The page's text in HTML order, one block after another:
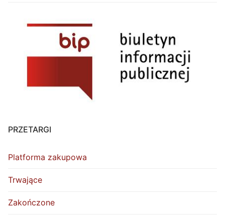
PRZETARGI
Platforma zakupowa
Trwające
Zakończone